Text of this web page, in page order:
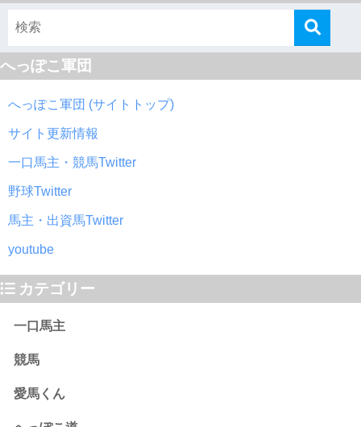
へっぽこ軍団
へっぽこ軍団 (サイトトップ)
サイト更新情報
一口馬主・競馬Twitter
野球Twitter
馬主・出資馬Twitter
youtube
カテゴリー
一口馬主
競馬
愛馬くん